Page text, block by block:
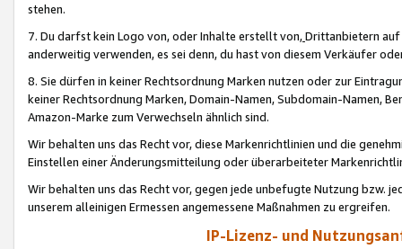
stehen.
7. Du darfst kein Logo von, oder Inhalte erstellt von,Drittanbietern auf
anderweitig verwenden, es sei denn, du hast von diesem Verkäufer
8. Sie dürfen in keiner Rechtsordnung Marken nutzen oder zur
keiner Rechtsordnung Marken, Domain-Namen, Subdomain-Namen,
Amazon-Marke zum Verwechseln ähnlich sind.
Wir behalten uns das Recht vor, diese Markenrichtlinien und die
Einstellen einer Änderungsmitteilung oder überarbeiteter
Wir behalten uns das Recht vor, gegen jede unbefugte Nutzung bzw.
unserem alleinigen Ermessen angemessene Maßnahmen zu ergreifen.
IP-Lizenz- und